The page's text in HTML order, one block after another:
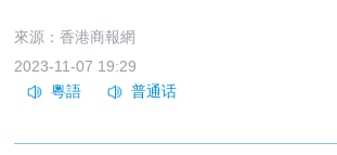
來源：香港商報網
2023-11-07 19:29